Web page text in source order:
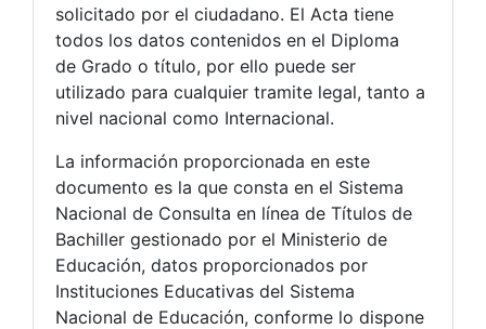
solicitado por el ciudadano. El Acta tiene
todos los datos contenidos en el Diploma
de Grado o título, por ello puede ser
utilizado para cualquier tramite legal, tanto a
nivel nacional como Internacional.
La información proporcionada en este
documento es la que consta en el Sistema
Nacional de Consulta en línea de Títulos de
Bachiller gestionado por el Ministerio de
Educación, datos proporcionados por
Instituciones Educativas del Sistema
Nacional de Educación, conforme lo dispone